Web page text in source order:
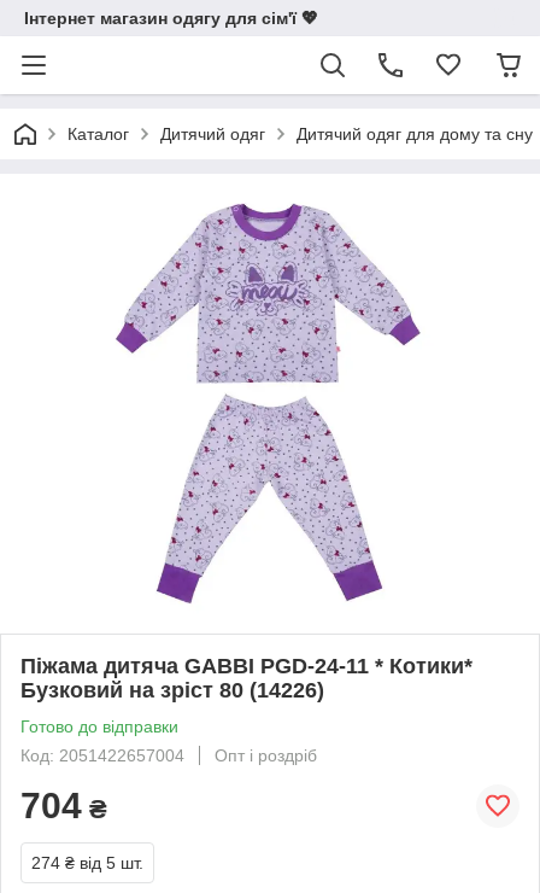
Інтернет магазин одягу для сім'ї 💖
Каталог Дитячий одяг Дитячий одяг для дому та сну
Піжама дитяча GABBI PGD-24-11 * Котики*
Бузковий на зріст 80 (14226)
Готово до відправки
Код: 2051422657004
Опт і роздріб
704 ₴
274 ₴ від 5 шт.